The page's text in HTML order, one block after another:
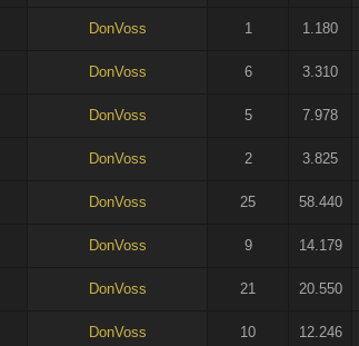
DonVoss 1 1.180
DonVoss 6 3.310
DonVoss 5 7.978
DonVoss 2 3.825
DonVoss 25 58.440
DonVoss 9 14.179
DonVoss 21 20.550
DonVoss 10 12.246